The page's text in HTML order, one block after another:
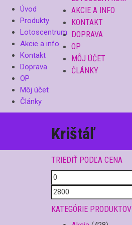
AKCIE A INFO
KONTAKT
DOPRAVA
OP
MÔJ ÚČET
ČLÁNKY
Úvod
Produkty
Lotoscentrum
Akcie a info
Kontakt
Doprava
OP
Môj účet
Články
Krištáľ
TRIEDIŤ PODĽA CENA
KATEGÓRIE PRODUKTOV